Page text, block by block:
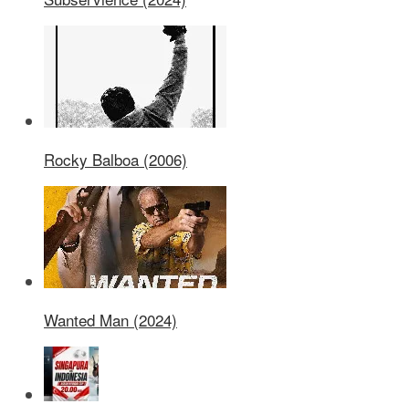
Rocky Balboa (2006)
Wanted Man (2024)